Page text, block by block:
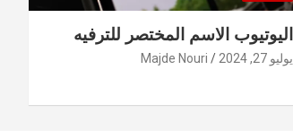
اليوتيوب الاسم المختصر للترفيه
يوليو 27, 2024 Majde Nouri